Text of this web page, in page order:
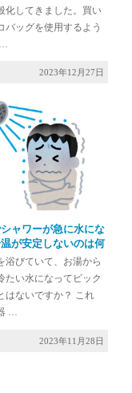
化してきました。買い
バッグを使用するよう
…
2023年12月27日
ャワーが急に水にな
が安定しないのは何
故？
浴びていて、お湯から
たい水になってビック
はないですか？ これ
…
2023年11月28日